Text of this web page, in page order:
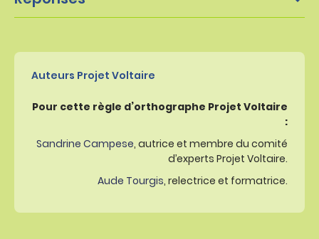
Auteurs Projet Voltaire
Pour cette règle d’orthographe Projet Voltaire
:
Sandrine Campese, autrice et membre du comité
d’experts Projet Voltaire.
Aude Tourgis, relectrice et formatrice.